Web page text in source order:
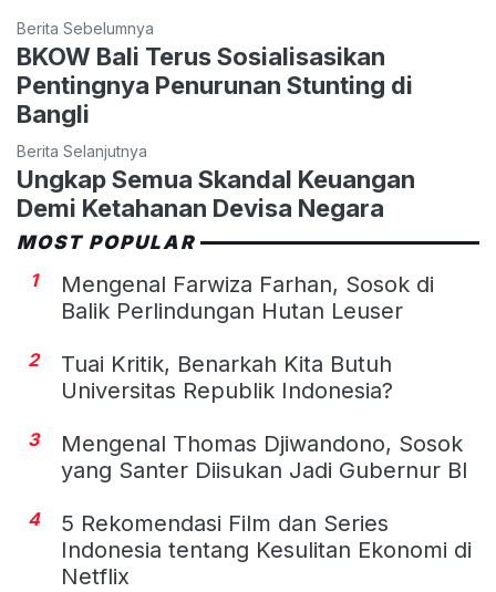
Berita Sebelumnya
BKOW Bali Terus Sosialisasikan
Pentingnya Penurunan Stunting di
Bangli
Berita Selanjutnya
Ungkap Semua Skandal Keuangan
Demi Ketahanan Devisa Negara
MOST POPULAR
1
Mengenal Farwiza Farhan, Sosok di
Balik Perlindungan Hutan Leuser
2
Tuai Kritik, Benarkah Kita Butuh
Universitas Republik Indonesia?
3
Mengenal Thomas Djiwandono, Sosok
yang Santer Diisukan Jadi Gubernur BI
4
5 Rekomendasi Film dan Series
Indonesia tentang Kesulitan Ekonomi di
Netflix